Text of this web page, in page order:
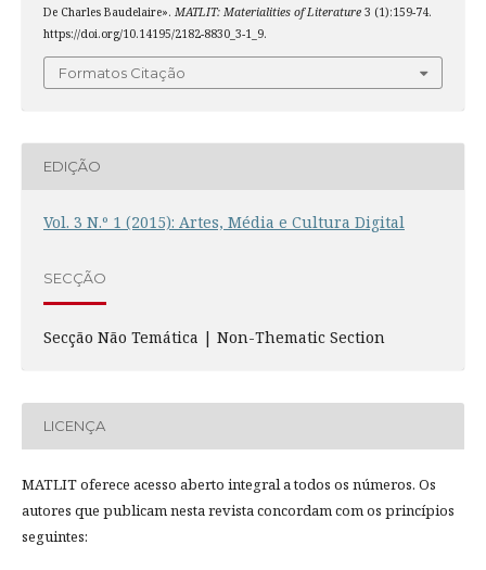
De Charles Baudelaire». MATLIT: Materialities of Literature3 (1):159-74.
https://doi.org/10.14195/2182-8830_3-1_9.
Formatos Citação
EDIÇÃO
Vol. 3 N.º 1 (2015): Artes, Média e Cultura Digital
SECÇÃO
Secção Não Temática | Non-Thematic Section
LICENÇA
MATLIT oferece acesso aberto integral a todos os números. Os
autores que publicam nesta revista concordam com os princípios
seguintes: